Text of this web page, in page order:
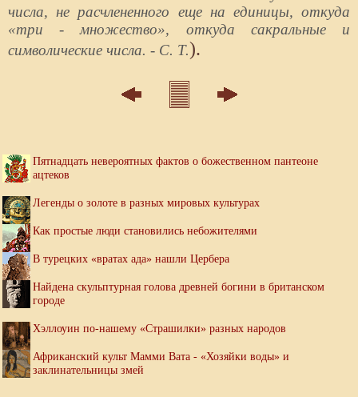
числа, не расчлененного еще на единицы, откуда
«три - множество», откуда сакральные и
символические числа. - С. Т.).
Пятнадцать невероятных фактов о божественном пантеоне
ацтеков
Легенды о золоте в разных мировых культурах
Как простые люди становились небожителями
В турецких «вратах ада» нашли Цербера
Найдена скульптурная голова древней богини в британском
городе
Хэллоуин по-нашему «Страшилки» разных народов
Африканский культ Мамми Вата - «Хозяйки воды» и
заклинательницы змей